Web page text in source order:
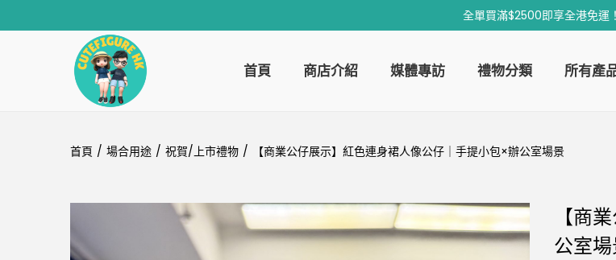
全單買滿$2500即享全港免運！
首頁 商店介紹 媒體專訪 禮物分類 所有產
首頁 / 場合用途 / 祝賀/上市禮物 / 【商業公仔展示】紅色連身裙人像公仔｜手提小包×辦公室場景
【商
公室